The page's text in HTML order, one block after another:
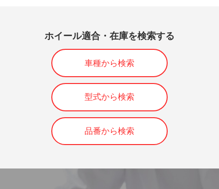
ホイール適合・在庫を検索する
車種から検索
型式から検索
品番から検索